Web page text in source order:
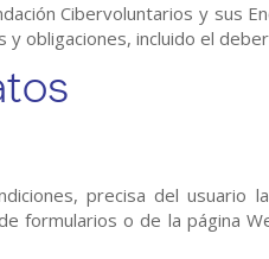
Cibervoluntarios y sus
y obligaciones, incluido el
precisa del
formularios o de la página